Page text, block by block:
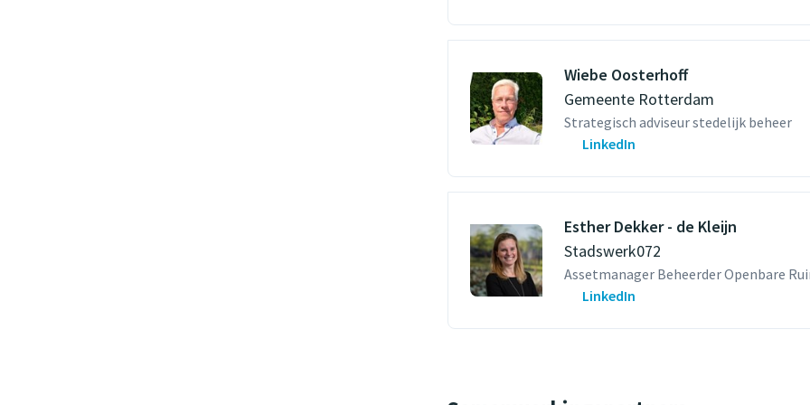
Wiebe Oosterhoff
Gemeente Rotterdam
Strategisch adviseur stedelijk beheer
LinkedIn
Esther Dekker - de Kleijn
Stadswerk072
Assetmanager Beheerder Openbare
LinkedIn